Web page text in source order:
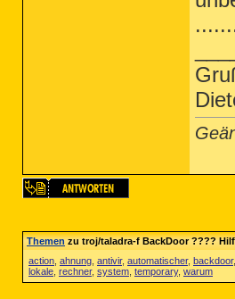
Themenzu troj/taladra-f BackDoor ????
action ahnung antivir, automatischer, backdoor,
lokale rechner, system temporary, warum